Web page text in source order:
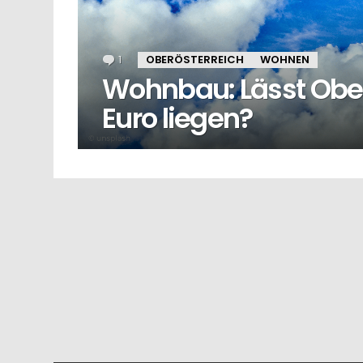
1 Kommentar
OBERÖSTERREICH WOHNEN
Wohnbau: Lässt
Euro liegen?